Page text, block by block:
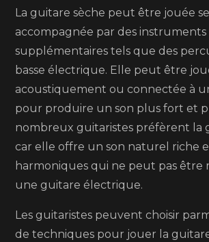
La guitare sèche peut être jouée
accompagnée par des instruments
supplémentaires tels que des
basse électrique. Elle peut être
acoustiquement ou connectée à
pour produire un son plus fort et
nombreux guitaristes préfèrent la
car elle offre un son naturel riche
harmoniques qui ne peut pas être
une guitare électrique.
Les guitaristes peuvent choisir
de techniques pour jouer la